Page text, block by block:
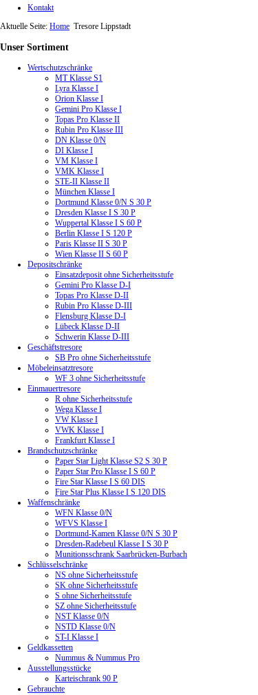
Kontakt
Aktuelle Seite: Home Tresore Lippstadt
Unser Sortiment
Wertschutzschränke
MT Klasse S1
Lyra Klasse I
Orion Klasse I
Gemini Pro Klasse I
Topas Pro Klasse II
Rubin Pro Klasse III
DN Klasse 0/N
DI Klasse I
VM Klasse I
VMK Klasse I
STE-II Klasse II
München Klasse I
Dortmund Klasse 0/N S 30 P
Dresden Klasse I S 30 P
Wuppertal Klasse I S 60 P
Berlin Klasse I S 120 P
Paris Klasse II S 30 P
Wien Klasse II S 60 P
Depositschränke
Einsatzdeposit ohne Sicherheitsstufe
Gemini Pro Klasse D-I
Topas Pro Klasse D-II
Rubin Pro Klasse D-III
Flensburg Klasse D-I
Lübeck Klasse D-II
Schwerin Klasse D-III
Geschäftstresore
SB Pro ohne Sicherheitsstufe
Möbeleinsatztresore
WF 3 ohne Sicherheitsstufe
Einmauertresore
R ohne Sicherheitsstufe
Wega Klasse I
VW Klasse I
VWK Klasse I
Frankfurt Klasse I
Brandschutzschränke
Paper Star Light Klasse S2 S 30 P
Paper Star Pro Klasse I S 60 P
Fire Star Klasse I S 60 DIS
Fire Star Plus Klasse I S 120 DIS
Waffenschränke
WFN Klasse 0/N
WFVS Klasse I
Dortmund-Kamen Klasse 0/N S 30 P
Dresden-Radebeul Klasse I S 30 P
Munitionsschrank Saarbrücken-Burbach
Schlüsselschränke
NS ohne Sicherheitsstufe
SK ohne Sicherheitsstufe
S ohne Sicherheitsstufe
SZ ohne Sicherheitsstufe
NST Klasse 0/N
NSTD Klasse 0/N
ST-I Klasse I
Geldkassetten
Nummus & Nummus Pro
Ausstellungsstücke
Karteischrank 90 P
Gebrauchte